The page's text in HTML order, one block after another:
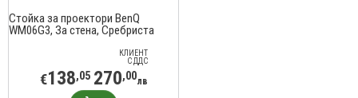
Стойка за проектори BenQ
WM06G3, За стена, Сребриста
КЛИЕНТ
С ДДС
€138,05 270,00лв